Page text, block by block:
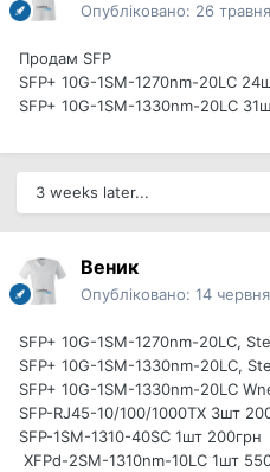
Опубліковано: 26
Продам SFP
SFP+ 10G-1SM-1270nm-20LC
SFP+ 10G-1SM-1330nm-20LC
3 weeks later...
Веник
Опубліковано: 14
SFP+ 10G-1SM-1270nm-20LC,
SFP+ 10G-1SM-1330nm-20LC,
SFP+ 10G-1SM-1330nm-20LC
SFP-RJ45-10/100/1000TX 3шт
SFP-1SM-1310-40SC 1шт 200грн
XFPd-2SM-1310nm-10LC 1шт